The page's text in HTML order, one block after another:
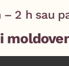
2 h sau